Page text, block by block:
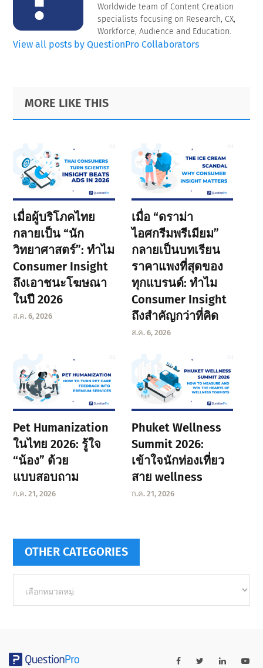
Worldwide team of Content Creation
specialists focusing on Research, CX,
Workforce, Audience and Education.
View all posts by QuestionPro Collaborators
Primary
Sidebar
Footer
MORE LIKE THIS
เมื่อผู้บริโภคไทย
กลายเป็น “นัก
วิทยาศาสตร์”: ทำไม
Consumer Insight
ถึงเอาชนะโฆษณา
ในปี 2026
ส.ค. 6, 2026
เมื่อ “ดราม่า
ไอศกรีมพรีเมียม”
กลายเป็นบทเรียน
ราคาแพงที่สุดของ
ทุกแบรนด์: ทำไม
Consumer Insight
ถึงสำคัญกว่าที่คิด
ส.ค. 6, 2026
Pet Humanization
ในไทย 2026: รู้ใจ
“น้อง” ด้วย
แบบสอบถาม
ก.ค. 21, 2026
Phuket Wellness
Summit 2026:
เข้าใจนักท่องเที่ยว
สาย wellness
ก.ค. 21, 2026
OTHER CATEGORIES
categories